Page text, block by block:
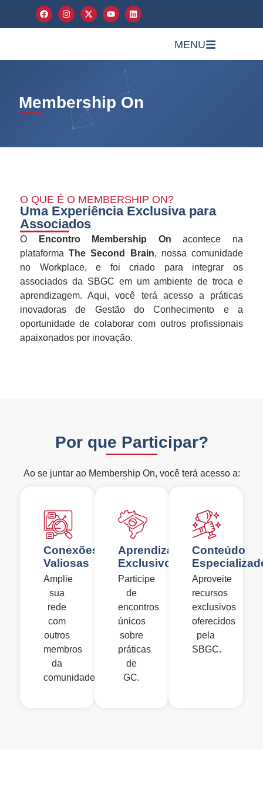
MENU
Membership On
O QUE É O MEMBERSHIP ON?
Uma Experiência Exclusiva para
Associados
O Encontro Membership On acontece na
plataformaThe Second Brain, nossa comunidade
no Workplace, e foi criado para integrar os
associados da SBGC em um ambiente de troca e
aprendizagem. Aqui, você terá acesso a práticas
inovadoras de Gestão do Conhecimento e a
oportunidade de colaborar com outros profissionais
apaixonados por inovação.
Por que Participar?
Ao se juntar ao Membership On, você terá acesso a:
Conexões
Valiosas
Amplie
sua
rede
com
outros
membros
da
comunidade.
Aprendizado
Exclusivo
Participe
de
encontros
únicos
sobre
práticas
de
GC.
Conteúdo
Aproveite
recursos
exclusivos
oferecidos
pela
SBGC.